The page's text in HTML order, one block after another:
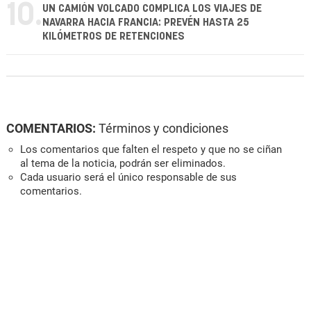
10. UN CAMIÓN VOLCADO COMPLICA LOS VIAJES DE
NAVARRA HACIA FRANCIA: PREVÉN HASTA 25
KILÓMETROS DE RETENCIONES
COMENTARIOS: Términos y condiciones
Los comentarios que falten el respeto y que no se ciñan
al tema de la noticia, podrán ser eliminados.
Cada usuario será el único responsable de sus
comentarios.